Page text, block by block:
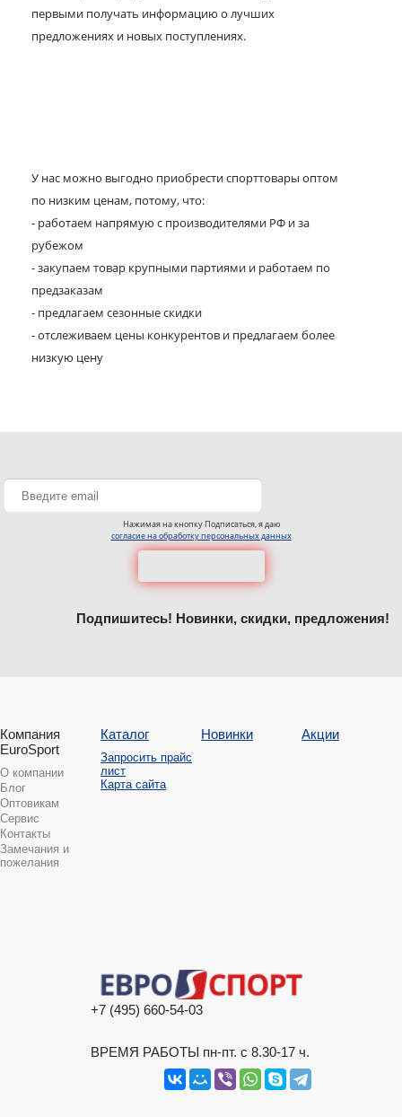
первыми получать информацию о лучших
предложениях и новых поступлениях.
У нас можно выгодно приобрести спорттовары оптом
по низким ценам, потому, что:
- работаем напрямую с производителями РФ и за
рубежом
- закупаем товар крупными партиями и работаем по
предзаказам
- предлагаем сезонные скидки
- отслеживаем цены конкурентов и предлагаем более
низкую цену
Нажимая на кнопку Подписаться, я даю
согласие на обработку персональных данных
Подпишитесь! Новинки, скидки, предложения!
Компания
EuroSport
О компании
Блог
Оптовикам
Сервис
Контакты
Замечания и
пожелания
Каталог
Запросить прайс
лист
Карта сайта
Новинки Акции
+7 (495) 660-54-03
ВРЕМЯ РАБОТЫ пн-пт. с 8.30-17 ч.